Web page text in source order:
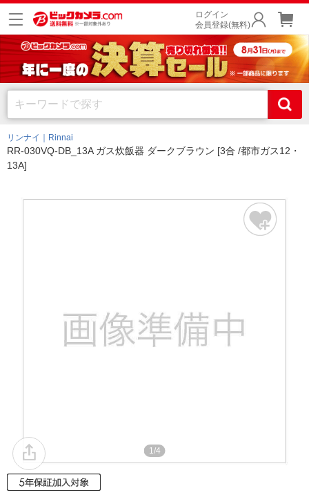
ログイン
会員登録(無料)
リンナイ｜Rinnai
RR-030VQ-DB_13A ガス炊飯器 ダークブラウン [3合 /都市ガス12・
13A]
1/4